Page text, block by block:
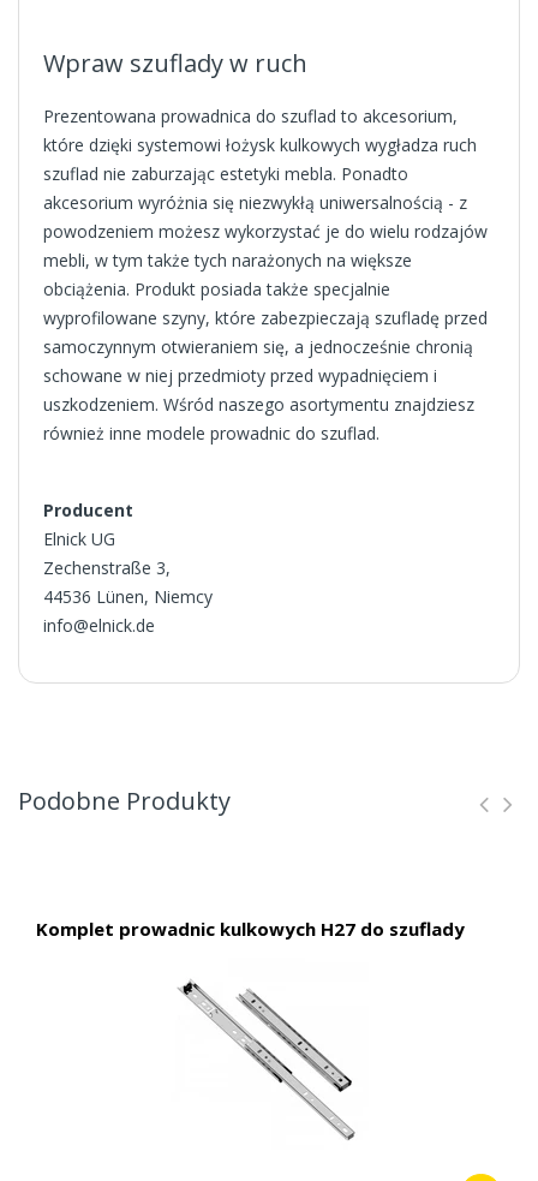
Wpraw szuflady w ruch
Prezentowana prowadnica do szuflad to akcesorium,
które dzięki systemowi łożysk kulkowych wygładza ruch
szuflad nie zaburzając estetyki mebla. Ponadto
akcesorium wyróżnia się niezwykłą uniwersalnością - z
powodzeniem możesz wykorzystać je do wielu rodzajów
mebli, w tym także tych narażonych na większe
obciążenia. Produkt posiada także specjalnie
wyprofilowane szyny, które zabezpieczają szufladę przed
samoczynnym otwieraniem się, a jednocześnie chronią
schowane w niej przedmioty przed wypadnięciem i
uszkodzeniem. Wśród naszego asortymentu znajdziesz
również inne modele prowadnic do szuflad.
Producent
Elnick UG
Zechenstraße 3,
44536 Lünen, Niemcy
info@elnick.de
Podobne Produkty
Komplet prowadnic kulkowych H27 do szuflady